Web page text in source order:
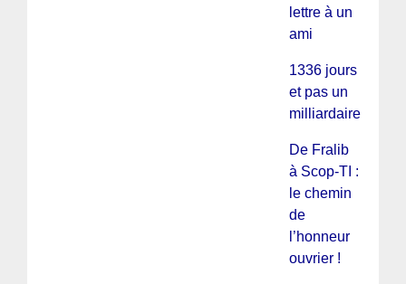
lettre à un
ami
1336 jours
et pas un
milliardaire
De Fralib
à Scop-TI :
le chemin
de
l’honneur
ouvrier !